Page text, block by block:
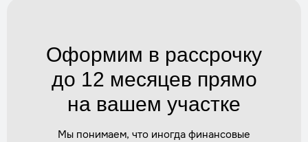
Оформим в рассрочку
до 12 месяцев прямо
на вашем участке
Мы понимаем, что иногда финансовые